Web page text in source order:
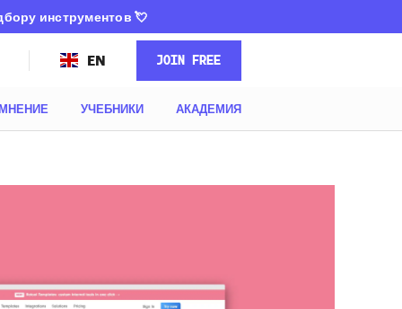
инструментов 💘
EN JOIN FREE
МНЕНИЕ УЧЕБНИКИ АКАДЕМИЯ